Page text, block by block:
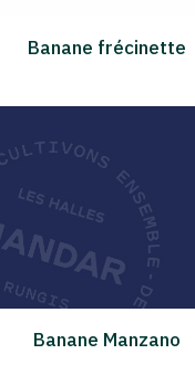
Banane frécinette
Banane Manzano